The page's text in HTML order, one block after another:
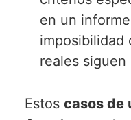
en un
imposibilidad
reales
Estos casos de